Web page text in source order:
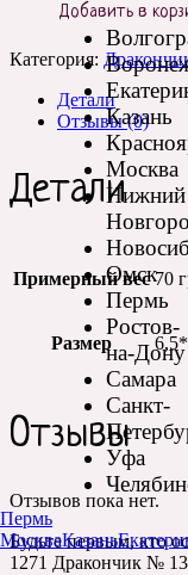
Казань
Москва
Нижний
Омск
Пермь
Ростов-
на-Дону
Самара
Санкт-
Уфа
Пермь
МоскваКазань
Добавить в
Категория:
Детали
Отзывы (0)
Детали
Примерный вес 70
Размер
Отзывы
Отзывов пока нет.
Будьте первым, кто
1271 Дракончик №